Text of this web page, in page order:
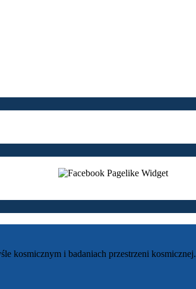
kosmicznym i badaniach przestrzeni kosmicznej.